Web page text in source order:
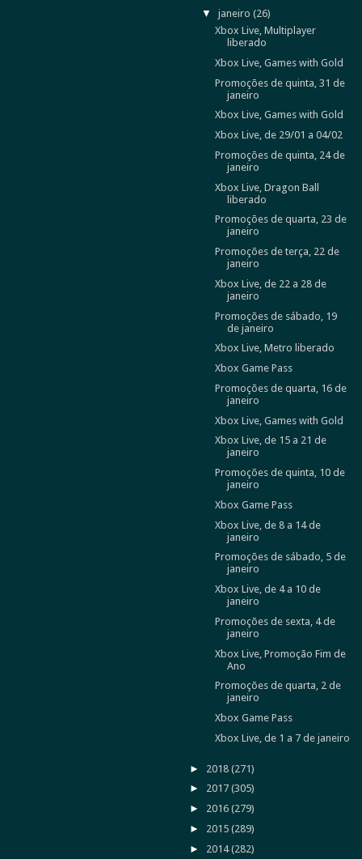
▼janeiro(26)
Xbox Live, Multiplayer
liberado
Xbox Live, Games with Gold
Promoções de quinta, 31 de
janeiro
Xbox Live, Games with Gold
Xbox Live, de 29/01 a 04/02
Promoções de quinta, 24 de
janeiro
Xbox Live, Dragon Ball
liberado
Promoções de quarta, 23 de
janeiro
Promoções de terça, 22 de
janeiro
Xbox Live, de 22 a 28 de
janeiro
Promoções de sábado, 19
de janeiro
Xbox Live, Metro liberado
Xbox Game Pass
Promoções de quarta, 16 de
janeiro
Xbox Live, Games with Gold
Xbox Live, de 15 a 21 de
janeiro
Promoções de quinta, 10 de
janeiro
Xbox Game Pass
Xbox Live, de 8 a 14 de
janeiro
Promoções de sábado, 5 de
janeiro
Xbox Live, de 4 a 10 de
janeiro
Promoções de sexta, 4 de
janeiro
Xbox Live, Promoção Fim de
Ano
Promoções de quarta, 2 de
janeiro
Xbox Game Pass
Xbox Live, de 1 a 7 de janeiro
► 2018 (271)
► 2017 (305)
► 2016 (279)
► 2015 (289)
► 2014(282)